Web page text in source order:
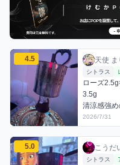
天使 まりんのローズミ
4.5 天使 ま
天使 ま
利用フ
シトラス
コメント
ローズ
3.5g
清涼感強
評価
2026/7/31
こうだいのローズミック
5.0 こうだ
こうだ
利用フ
シトラス
コメント
評価